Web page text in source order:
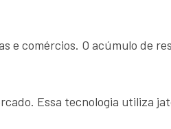
e comércios. O acúmulo de
Essa tecnologia utiliza